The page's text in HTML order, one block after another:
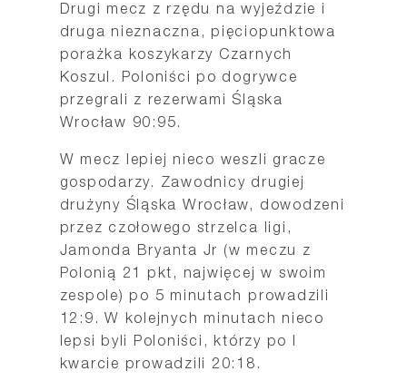
Drugi mecz z rzędu na wyjeździe i
druga nieznaczna, pięciopunktowa
porażka koszykarzy Czarnych
Koszul. Poloniści po dogrywce
przegrali z rezerwami Śląska
Wrocław 90:95.
W mecz lepiej nieco weszli gracze
gospodarzy. Zawodnicy drugiej
drużyny Śląska Wrocław, dowodzeni
przez czołowego strzelca ligi,
Jamonda Bryanta Jr (w meczu z
Polonią 21 pkt, najwięcej w swoim
zespole) po 5 minutach prowadzili
12:9. W kolejnych minutach nieco
lepsi byli Poloniści, którzy po I
kwarcie prowadzili 20:18.